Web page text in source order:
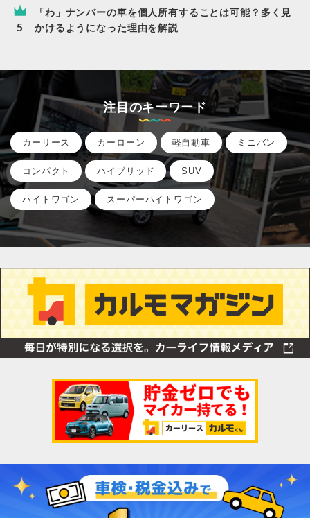
「わ」ナンバーの車を個人所有することは可能？多く見
かけるようになった理由を解説
注目のキーワード
カーリース カーローン 軽自動車 ミニバン
コンパクト ハイブリッド SUV
ハイトワゴン スーパーハイトワゴン